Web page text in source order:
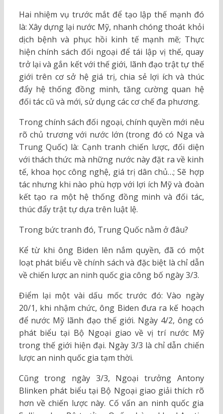
Hai nhiệm vụ trước mắt để tạo lập thế mạnh đó
là: Xây dựng lại nước Mỹ, nhanh chóng thoát khỏi
dịch bệnh và phục hồi kinh tế mạnh mẽ; Thực
hiện chính sách đối ngoại để tái lập vị thế, quay
trở lại và gắn kết với thế giới, lãnh đạo trật tự thế
giới trên cơ sở hệ giá trị, chia sẻ lợi ích và thúc
đẩy hệ thống đồng minh, tăng cường quan hệ
đối tác cũ và mới, sử dụng các cơ chế đa phương.
Trong chính sách đối ngoại, chính quyền mới nêu
rõ chủ trương với nước lớn (trong đó có Nga và
Trung Quốc) là: Cạnh tranh chiến lược, đối diện
với thách thức mà những nước này đặt ra về kinh
tế, khoa học công nghệ, giá trị dân chủ…; Sẽ hợp
tác nhưng khi nào phù hợp với lợi ích Mỹ và đoàn
kết tạo ra một hệ thống đồng minh và đối tác,
thúc đẩy trật tự dựa trên luật lệ.
Trong bức tranh đó, Trung Quốc nằm ở đâu?
Kể từ khi ông Biden lên nắm quyền, đã có một
loạt phát biểu về chính sách và đặc biệt là chỉ dẫn
về chiến lược an ninh quốc gia công bố ngày 3/3.
Điểm lại một vài dấu mốc trước đó: Vào ngày
20/1, khi nhậm chức, ông Biden đưa ra kế hoạch
để nước Mỹ lãnh đạo thế giới. Ngày 4/2, ông có
phát biểu tại Bộ Ngoại giao về vị trí nước Mỹ
trong thế giới hiện đại. Ngày 3/3 là chỉ dẫn chiến
lược an ninh quốc gia tạm thời.
Cũng trong ngày 3/3, Ngoại trưởng Antony
Blinken phát biểu tại Bộ Ngoại giao giải thích rõ
hơn về chiến lược này. Cố vấn an ninh quốc gia